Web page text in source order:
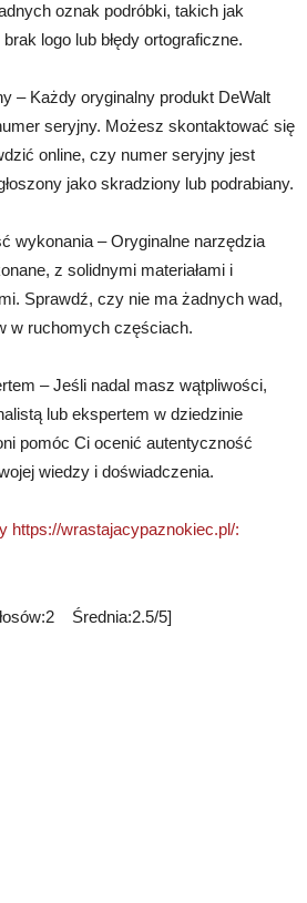
oznak podróbki, takich jak
logo lub błędy ortograficzne.
– Każdy oryginalny produkt DeWalt
seryjny. Możesz skontaktować się
online, czy numer seryjny jest
jako skradziony lub podrabiany.
wykonania – Oryginalne narzędzia
z solidnymi materiałami i
Sprawdź, czy nie ma żadnych wad,
w ruchomych częściach.
– Jeśli nadal masz wątpliwości,
lub ekspertem w dziedzinie
pomóc Ci ocenić autentyczność
wiedzy i doświadczenia.
https://wrastajacypaznokiec.pl/:
Średnia:2.5/5]